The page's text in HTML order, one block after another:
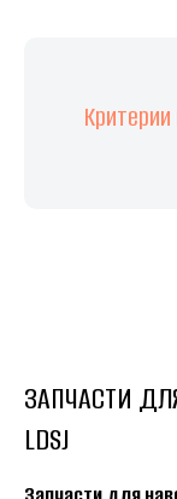
ЗАПЧАСТИ
LDSJ